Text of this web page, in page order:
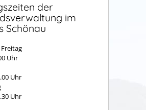
der
im
Schönau
Uhr
Uhr
Uhr